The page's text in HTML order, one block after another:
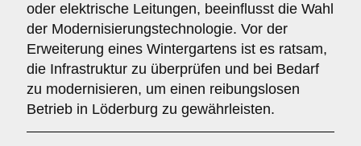
oder elektrische Leitungen, beeinflusst die Wahl
der Modernisierungstechnologie. Vor der
Erweiterung eines Wintergartens ist es ratsam,
die Infrastruktur zu überprüfen und bei Bedarf
zu modernisieren, um einen reibungslosen
Betrieb in Löderburg zu gewährleisten.